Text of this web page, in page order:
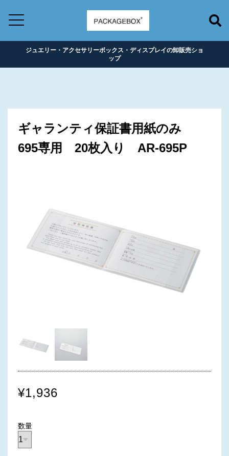
ジュエリー・アクセサリーボックス・ディスプレイの卸販売ショ
ップ
ギャランティ保証書用紙のみ
695専用 20枚入り AR-695P
¥1,936
数量